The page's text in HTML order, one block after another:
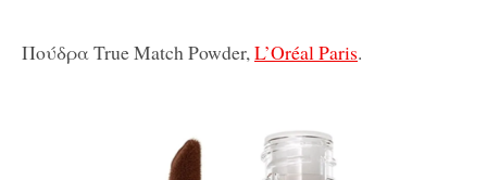
Πούδρα True Match Powder, L’Oréal Paris.